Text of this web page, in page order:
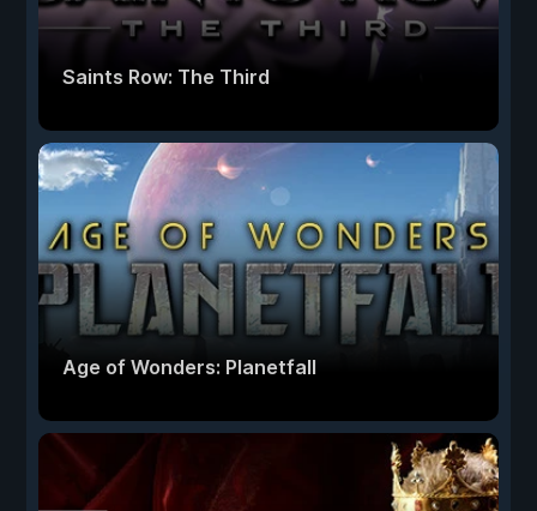
Saints Row: The Third
Age of Wonders: Planetfall